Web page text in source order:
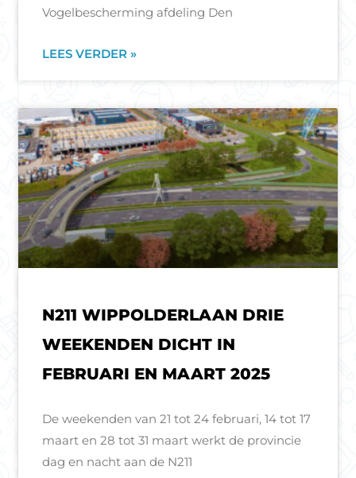
Vogelbescherming afdeling Den
LEES VERDER »
N211 WIPPOLDERLAAN DRIE
WEEKENDEN DICHT IN
FEBRUARI EN MAART 2025
De weekenden van 21 tot 24 februari, 14 tot 17
maart en 28 tot 31 maart werkt de provincie
dag en nacht aan de N211